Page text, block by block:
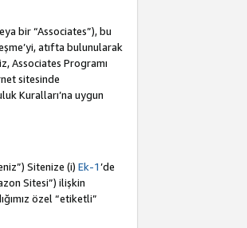
bir “Associates”), bu
atıfta bulunularak
Associates Programı
sitesinde
Kuralları’na uygun
Sitenize (i) Ek-1’de
Sitesi”) ilişkin
özel “etiketli”